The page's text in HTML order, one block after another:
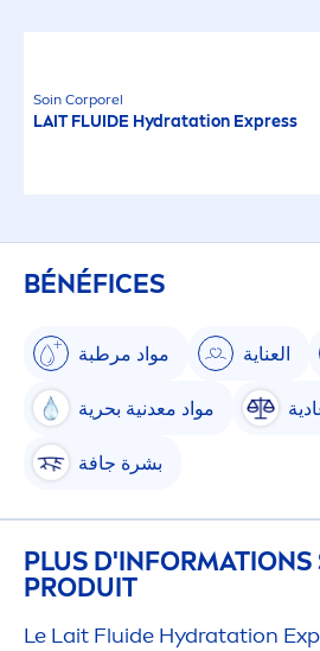
Soin Corporel
LAIT FLUIDE Hydratation Express
BÉNÉFICES
مواد مرطبة العناية
مواد معدنية بحرية
بشرة جافة
PLUS D'INFORMATIONS
PRODUIT
Le Lait Fluide Hydratation